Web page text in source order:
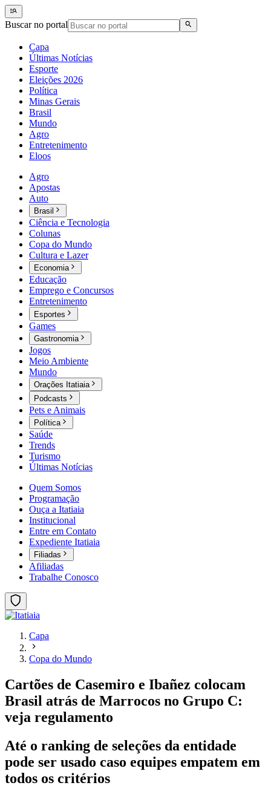
Buscar no portal
Capa
Últimas Notícias
Esporte
Eleições 2026
Política
Minas Gerais
Brasil
Mundo
Agro
Entretenimento
Eloos
Agro
Apostas
Auto
Brasil
Ciência e Tecnologia
Colunas
Copa do Mundo
Cultura e Lazer
Economia
Educação
Emprego e Concursos
Entretenimento
Esportes
Games
Gastronomia
Jogos
Meio Ambiente
Mundo
Orações Itatiaia
Podcasts
Pets e Animais
Política
Saúde
Trends
Turismo
Últimas Notícias
Quem Somos
Programação
Ouça a Itatiaia
Institucional
Entre em Contato
Expediente Itatiaia
Filiadas
Afiliadas
Trabalhe Conosco
Capa
Copa do Mundo
Cartões de Casemiro e Ibañez colocam
Brasil atrás de Marrocos no Grupo C:
veja regulamento
Até o ranking de seleções da entidade
pode ser usado caso equipes empatem em
todos os critérios